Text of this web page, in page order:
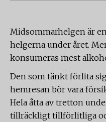
Midsommarhelgen är
helgerna under året.
konsumeras mest
Den som tänkt förlita
hemresan bör vara
Hela åtta av tretton
tillräckligt tillförlitliga